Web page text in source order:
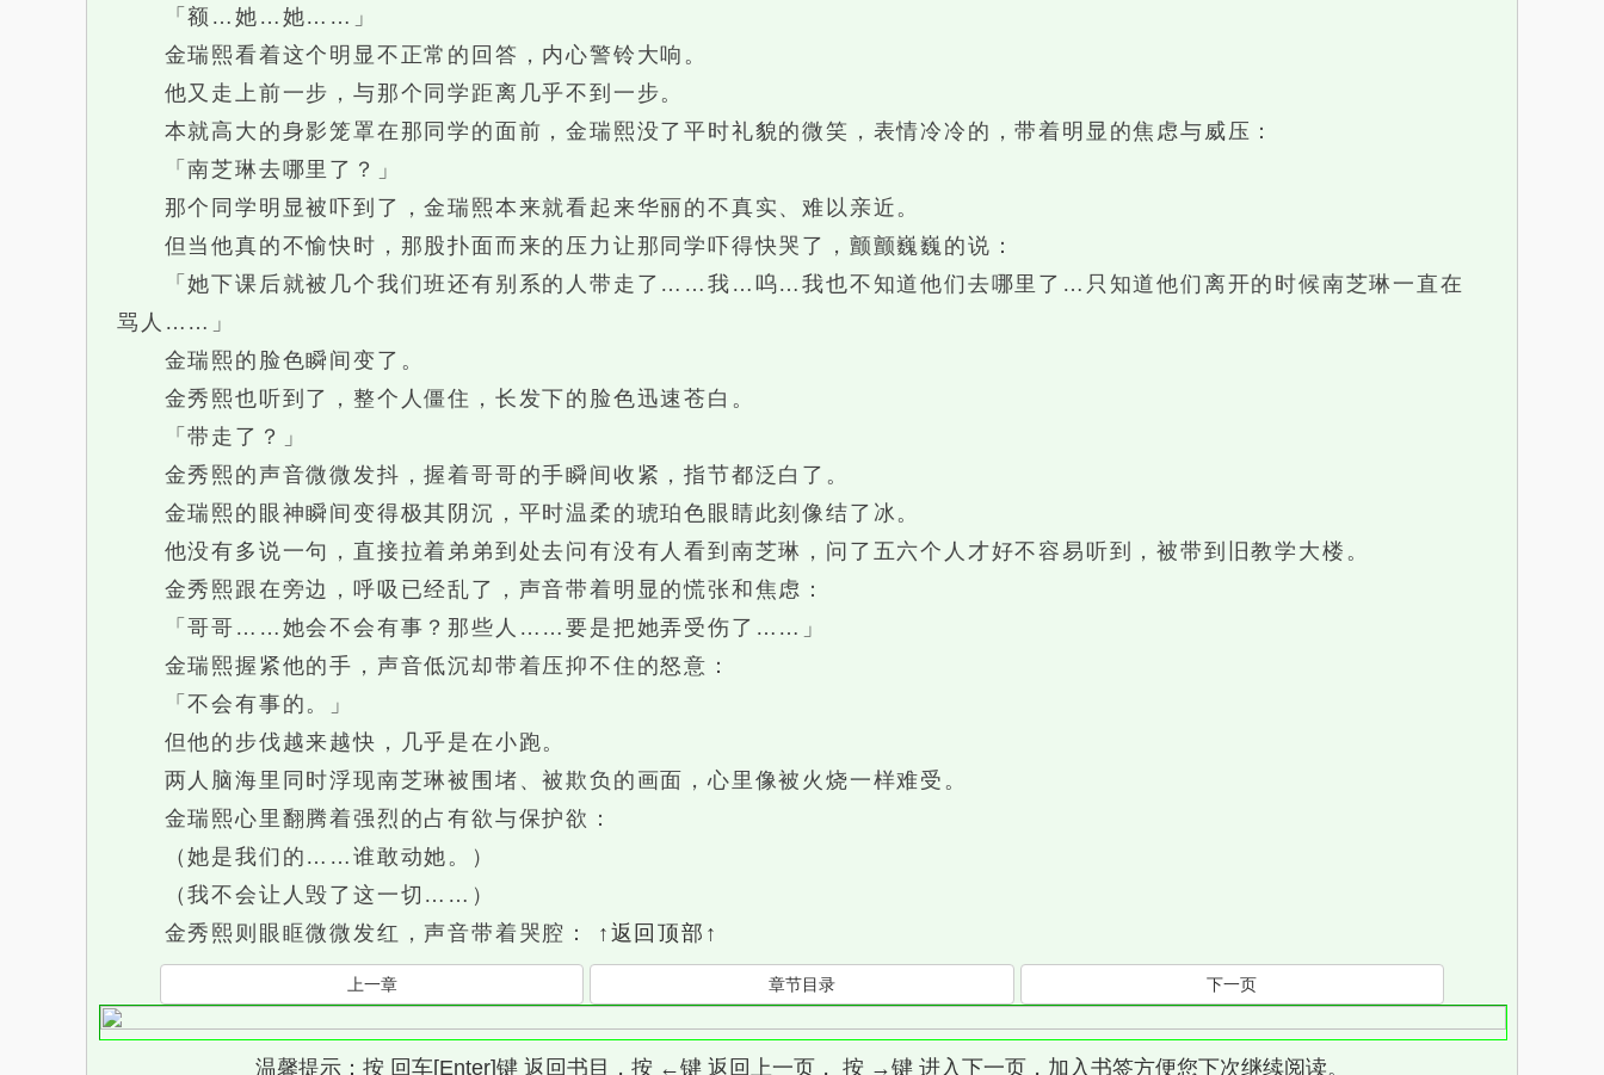
「额…她…她……」
金瑞熙看着这个明显不正常的回答，内心警铃大响。
他又走上前一步，与那个同学距离几乎不到一步。
本就高大的身影笼罩在那同学的面前，金瑞熙没了平时礼貌的微笑，表情冷冷的，带着明显的焦虑与威压：
「南芝琳去哪里了？」
那个同学明显被吓到了，金瑞熙本来就看起来华丽的不真实、难以亲近。
但当他真的不愉快时，那股扑面而来的压力让那同学吓得快哭了，颤颤巍巍的说：
「她下课后就被几个我们班还有别系的人带走了……我…呜…我也不知道他们去哪里了…只知道他们离开的时候南芝琳一直在
骂人……」
金瑞熙的脸色瞬间变了。
金秀熙也听到了，整个人僵住，长发下的脸色迅速苍白。
「带走了？」
金秀熙的声音微微发抖，握着哥哥的手瞬间收紧，指节都泛白了。
金瑞熙的眼神瞬间变得极其阴沉，平时温柔的琥珀色眼睛此刻像结了冰。
他没有多说一句，直接拉着弟弟到处去问有没有人看到南芝琳，问了五六个人才好不容易听到，被带到旧教学大楼。
金秀熙跟在旁边，呼吸已经乱了，声音带着明显的慌张和焦虑：
「哥哥……她会不会有事？那些人……要是把她弄受伤了……」
金瑞熙握紧他的手，声音低沉却带着压抑不住的怒意：
「不会有事的。」
但他的步伐越来越快，几乎是在小跑。
两人脑海里同时浮现南芝琳被围堵、被欺负的画面，心里像被火烧一样难受。
金瑞熙心里翻腾着强烈的占有欲与保护欲：
（她是我们的……谁敢动她。）
（我不会让人毁了这一切……）
金秀熙则眼眶微微发红，声音带着哭腔：
↑返回顶部↑
上一章 章节目录 下一页
温馨提示：按 回车[Enter]键 返回书目，按 ←键 返回上一页， 按 →键 进入下一页，加入书签方便您下次继续阅读。